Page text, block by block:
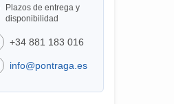
Plazos de entrega y
disponibilidad
+34 881 183 016
info@pontraga.es